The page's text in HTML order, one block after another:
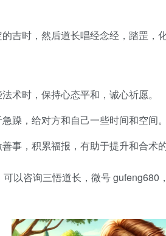
的吉时，然后道长唱经念经，踏罡，化
法术时，保持心态平和，诚心祈愿。
急躁，给对方和自己一些时间和空间。
事，积累福报，有助于提升和合术的
以咨询三悟道长，微号